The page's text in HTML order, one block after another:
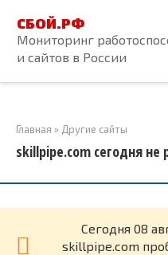
контенту
СБОЙ.РФ
Мониторинг
и сайтов в России
Главная » Другие сайты
skillpipe.com сегодня не
Cегодня 08
skillpipe.com